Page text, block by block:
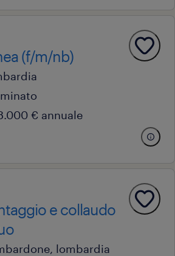
(f/m/nb)
€ annuale
e collaudo
lombardia